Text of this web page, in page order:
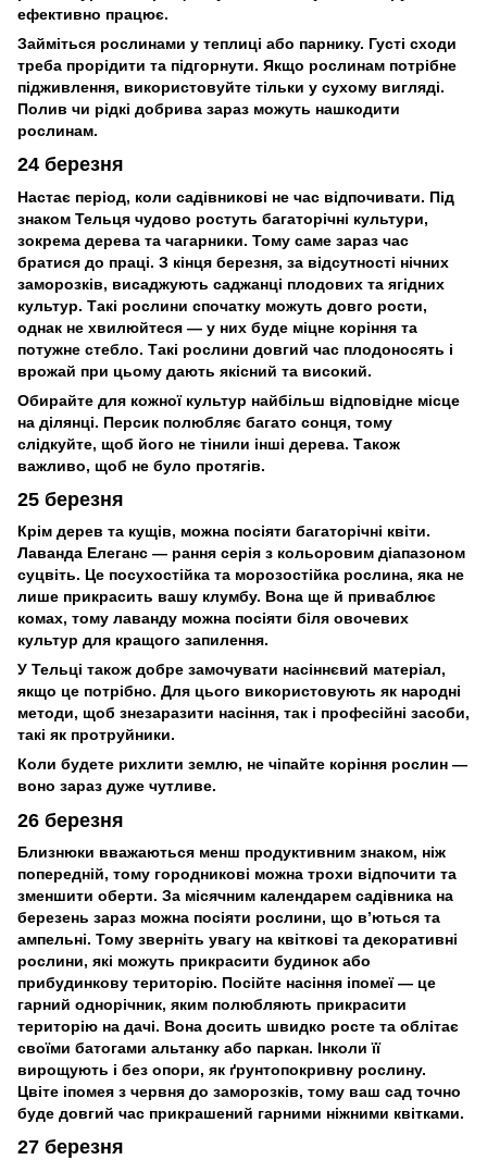
ефективно працює.
Займіться рослинами у теплиці або парнику. Густі сходи
треба прорідити та підгорнути. Якщо рослинам потрібне
підживлення, використовуйте тільки у сухому вигляді.
Полив чи рідкі добрива зараз можуть нашкодити
рослинам.
24 березня
Настає період, коли садівникові не час відпочивати. Під
знаком Тельця чудово ростуть багаторічні культури,
зокрема дерева та чагарники. Тому саме зараз час
братися до праці. З кінця березня, за відсутності нічних
заморозків, висаджують саджанці плодових та ягідних
культур. Такі рослини спочатку можуть довго рости,
однак не хвилюйтеся — у них буде міцне коріння та
потужне стебло. Такі рослини довгий час плодоносять і
врожай при цьому дають якісний та високий.
Обирайте для кожної культур найбільш відповідне місце
на ділянці. Персик полюбляє багато сонця, тому
слідкуйте, щоб його не тінили інші дерева. Також
важливо, щоб не було протягів.
25 березня
Крім дерев та кущів, можна посіяти багаторічні квіти.
Лаванда Елеганс — рання серія з кольоровим діапазоном
суцвіть. Це посухостійка та морозостійка рослина, яка не
лише прикрасить вашу клумбу. Вона ще й приваблює
комах, тому лаванду можна посіяти біля овочевих
культур для кращого запилення.
У Тельці також добре замочувати насіннєвий матеріал,
якщо це потрібно. Для цього використовують як народні
методи, щоб знезаразити насіння, так і професійні засоби,
такі як протруйники.
Коли будете рихлити землю, не чіпайте коріння рослин —
воно зараз дуже чутливе.
26 березня
Близнюки вважаються менш продуктивним знаком, ніж
попередній, тому городникові можна трохи відпочити та
зменшити оберти. За місячним календарем садівника на
березень зараз можна посіяти рослини, що в’ються та
ампельні. Тому зверніть увагу на квіткові та декоративні
рослини, які можуть прикрасити будинок або
прибудинкову територію. Посійте насіння іпомеї — це
гарний однорічник, яким полюбляють прикрасити
територію на дачі. Вона досить швидко росте та облітає
своїми батогами альтанку або паркан. Інколи її
вирощують і без опори, як ґрунтопокривну рослину.
Цвіте іпомея з червня до заморозків, тому ваш сад точно
буде довгий час прикрашений гарними ніжними квітками.
27 березня